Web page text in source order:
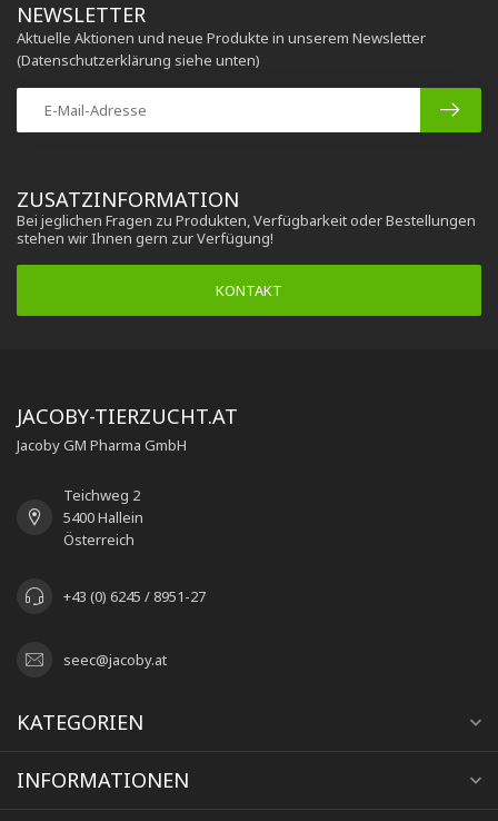
ZUSATZINFORMATION
Bei jeglichen Fragen zu Produkten, Verfügbarkeit oder Bestellungen
stehen wir Ihnen gern zur Verfügung!
KONTAKT
NEWSLETTER
Aktuelle Aktionen und neue Produkte in unserem Newsletter
(Datenschutzerklärung siehe unten)
JACOBY-TIERZUCHT.AT
Jacoby GM Pharma GmbH
Teichweg 2
5400 Hallein
Österreich
+43 (0) 6245 / 8951-27
seec@jacoby.at
KATEGORIEN
INFORMATIONEN